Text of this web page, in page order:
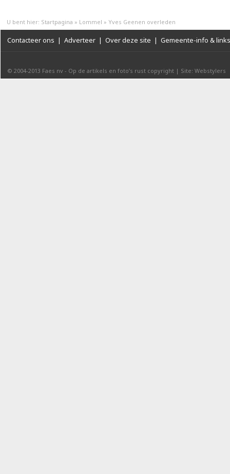
U bent hier: Startpagina » Lommel » Yves Geenen overleden
Contacteer ons | Adverteer | Over deze site | Gemeente-info & links
© 2004-2013 Faes nv - Op de artikels en foto’s rust copyright | Site: Webstylers